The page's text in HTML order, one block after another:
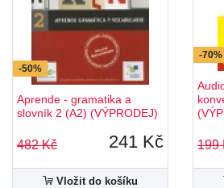
-50%
Aprende - gramatika a
slovník 2 (A2) (VÝPRODEJ)
482 Kč 241 Kč
Vložit do košíku
-70%
199